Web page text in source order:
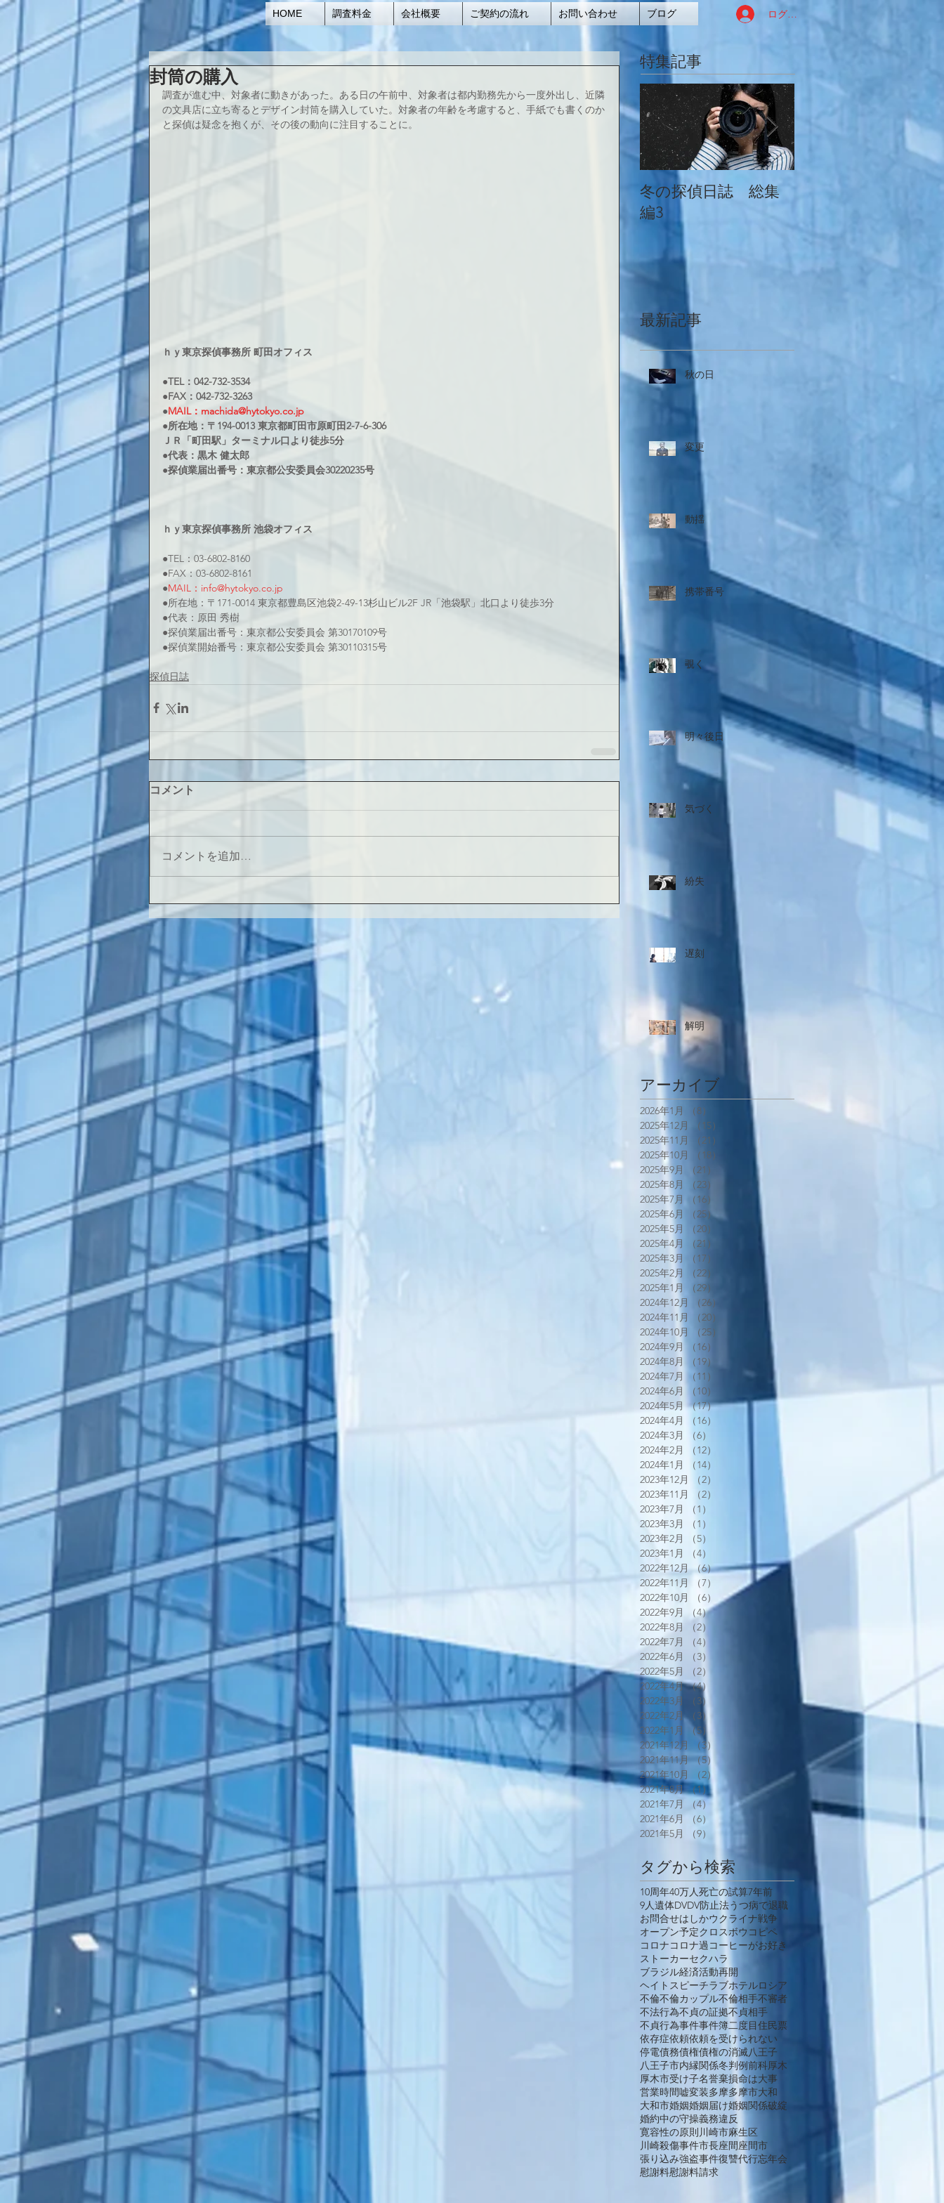
HOME 調査料金 会社概要 ご契約の流れ お問い合わせ ブログ ログイン
封筒の購入
調査が進む中、対象者に動きがあった。ある日の午前中、対象者は都内勤務先から一度外出し、近隣
の文具店に立ち寄るとデザイン封筒を購入していた。対象者の年齢を考慮すると、手紙でも書くのか
と探偵は疑念を抱くが、その後の動向に注目することに。
ｈｙ東京探偵事務所 町田オフィス
●TEL：042-732-3534
●FAX：042-732-3263
●MAIL：machida@hytokyo.co.jp
●所在地：〒194-0013 東京都町田市原町田2-7-6-306
ＪＲ「町田駅」ターミナル口より徒歩5分
●代表：黒木 健太郎
●探偵業届出番号：東京都公安委員会30220235号
ｈｙ東京探偵事務所 池袋オフィス
●TEL：03-6802-8160
●FAX：03-6802-8161
●MAIL：info@hytokyo.co.jp
●所在地：〒171-0014 東京都豊島区池袋2-49-13杉山ビル2F JR「池袋駅」北口より徒歩3分
●代表：原田 秀樹
●探偵業届出番号：東京都公安委員会 第30170109号
●探偵業開始番号：東京都公安委員会 第30110315号
探偵日誌
コメント
コメントを追加…
特集記事
冬の探偵日誌 総集
編3
冬の探偵日誌 総集
最新記事
秋の日
変更
動揺
携帯番号
覗く
明々後日
気づく
紛失
遅刻
解明
アーカイブ
2026年1月 （8）
8件の記事
2025年12月
（15）
15件の記事
2025年11月
（21）
21件の記事
2025年10月
（18）
2025年9月
（21）
21件の記事
2025年8月
（23）
2025年7月
（16）
16件の記事
2025年6月
（25）
2025年5月
（20）
2025年4月
（21）
21件の記事
2025年3月
（17）
2025年2月
（22）
2025年1月
（29）
2024年12月
（26）
26件の記事
2024年11月
（20）
20件の記事
2024年10月
（25）
25件の記事
2024年9月
（16）
2024年8月
（19）
2024年7月
（11）
11件の記事
2024年6月
（10）
2024年5月 （17）17件の記事
2024年4月
（16）
2024年3月
（6）
2024年2月
（12）
2024年1月
（14）
2023年12月
（2）
2023年11月
（2）
2023年7月
（1）
2023年3月
（1）
2023年2月
（5）
2023年1月
（4）
2022年12月 （6）6件の記事
2022年11月
（7）
7件の記事
2022年10月
（6）
6件の記事
2022年9月
（4）4件の記事
2022年8月
（2）
2022年7月
（4）
2022年6月
（3）
2022年5月
（2）
2022年4月 （4）
2022年3月
（3）
2022年2月 （3）
2022年1月
（5）
2021年12月
（3）
2021年11月
（5）
2021年10月
（2）
2021年8月 （1）1件の記事
2021年7月
（4）
4件の記事
2021年6月
（6）
2021年5月
（9）
タグから検索
10周年40万人死亡の試算7年前
9人遺体DVDV防止法うつ病で退職
お問合せはしかウクライナ戦争
オープン予定クロスボウ コピペ
コロナコロナ過コーヒーがお好き
ストーカーセクハラ
ブラジル経済活動再開
ヘイトスピーチラブホテルロシア
不倫不倫カップル不倫相手不審者
不法行為不貞の証拠不貞相手
不貞行為事件事件簿二度目住民票
依存症依頼依頼を受けられない
停電債務債権債権の消滅八王子
八王子市内縁関係冬判例前科厚木
厚木市受け子名誉棄損命は大事
営業時間嘘変装多摩多摩市大和
大和市婚姻婚姻届け婚姻関係破綻
婚約中の守操義務違反
寛容性の原則川崎市麻生区
川崎殺傷事件市長座間座間市
張り込み強盗事件復讐代行忘年会
慰謝料慰謝料請求